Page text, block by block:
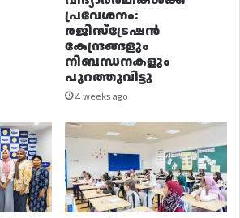
പ്രവേശനം:
രജിസ്ട്രേഷൻ
കേന്ദ്രങ്ങളും
നിബന്ധനകളും
പുറത്തുവിട്ടു
4 weeks ago